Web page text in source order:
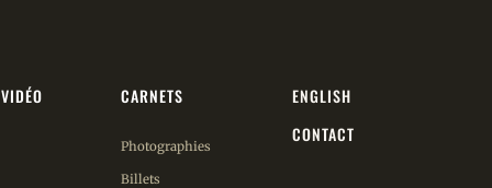
CARNETS
Photographies
Billets
ENGLISH
CONTACT